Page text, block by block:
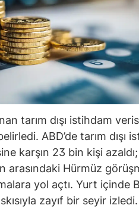
tarım dışı istihdam
ABD’de tarım dışı
karşın 23 bin kişi
arasındaki Hürmüz
yol açtı. Yurt içinde
zayıf bir seyir izledi.